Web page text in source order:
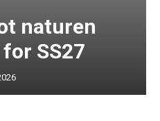
naturen
SS27